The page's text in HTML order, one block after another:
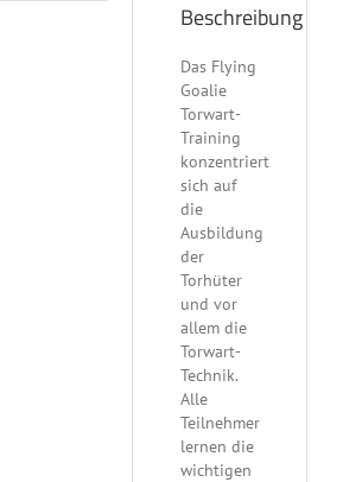
Beschreibung
Das Flying
Goalie
Torwart-
Training
konzentriert
sich auf
die
Ausbildung
der
Torhüter
und vor
allem die
Torwart-
Technik.
Alle
Teilnehmer
lernen die
wichtigen